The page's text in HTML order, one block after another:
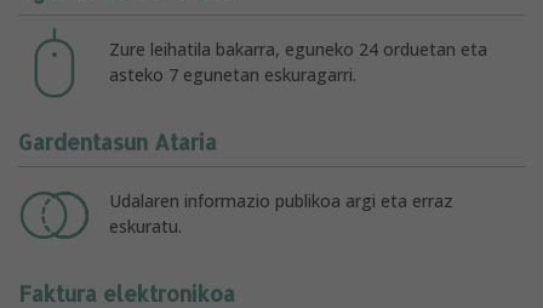
Zure leihatila bakarra, eguneko 24 orduetan eta
asteko 7 egunetan eskuragarri.
Gardentasun Ataria
Udalaren informazio publikoa argi eta erraz
eskuratu.
Faktura elektronikoa